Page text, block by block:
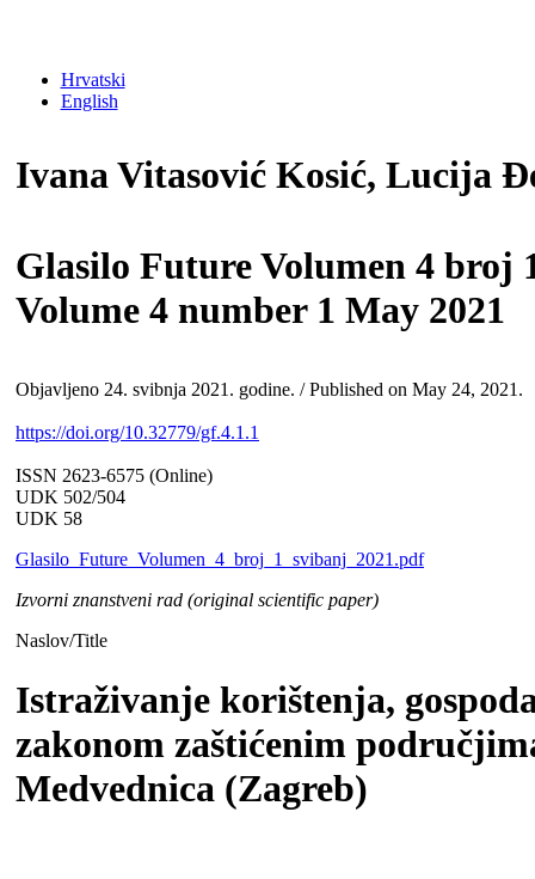
Hrvatski
English
Ivana Vitasović Kosić, Lucija
Glasilo Future Volumen 4 broj
Volume 4 number 1 May 2021
Objavljeno 24. svibnja 2021. godine. / Published on May 24, 2021.
https://doi.org/10.32779/gf.4.1.1
ISSN 2623-6575 (Online)
UDK 502/504
UDK 58
Glasilo_Future_Volumen_4_broj_1_svibanj_2021.pdf
Izvorni znanstveni rad (original scientific paper)
Naslov/Title
Istraživanje korištenja,
zakonom zaštićenim
Medvednica (Zagreb)